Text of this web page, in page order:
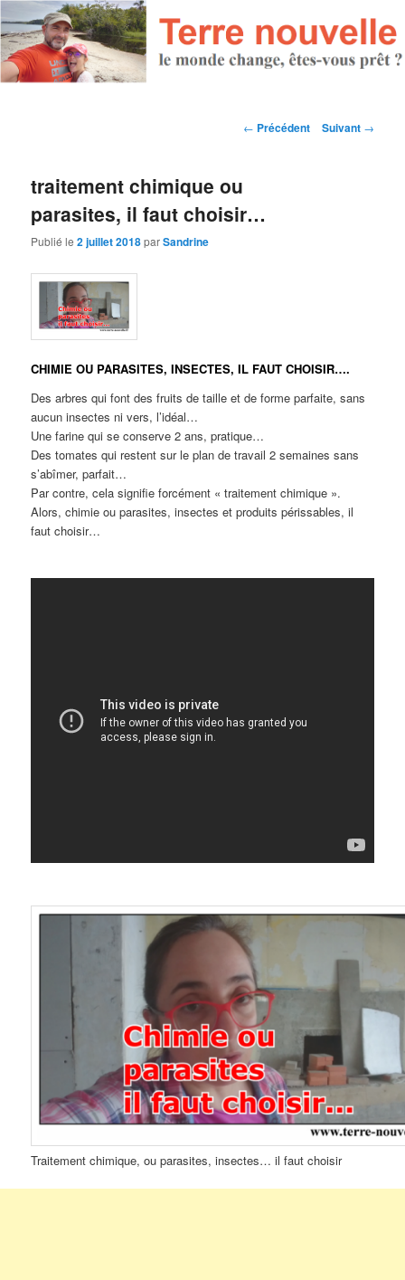
Navigation des articles
← Précédent Suivant →
traitement chimique ou
parasites, il faut choisir…
Publié le2 juillet 2018parSandrine
CHIMIE OU PARASITES, INSECTES, IL FAUT CHOISIR….
Des arbres qui font des fruits de taille et de forme parfaite, sans
aucun insectes ni vers, l’idéal…
Une farine qui se conserve 2 ans, pratique…
Des tomates qui restent sur le plan de travail 2 semaines sans
s’abîmer, parfait…
Par contre, cela signifie forcément « traitement chimique ».
Alors, chimie ou parasites, insectes et produits périssables, il
faut choisir…
Traitement chimique, ou parasites, insectes… il faut choisir